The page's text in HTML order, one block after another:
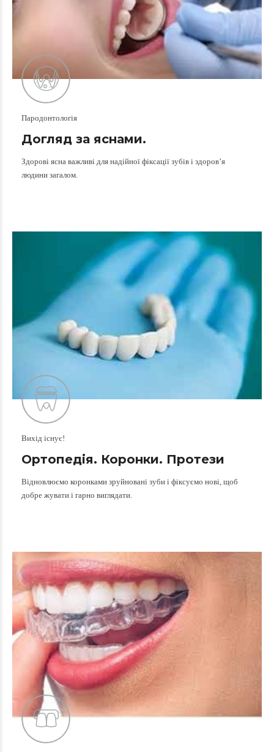
Пародонтологія
Догляд за яснами.
Здорові ясна важливі для надійної фіксації зубів і здоров’я
людини загалом.
Вихід існує!
Ортопедія. Коронки. Протези
Відновлюємо коронками зруйновані зуби і фіксуємо нові, щоб
добре жувати і гарно виглядати.